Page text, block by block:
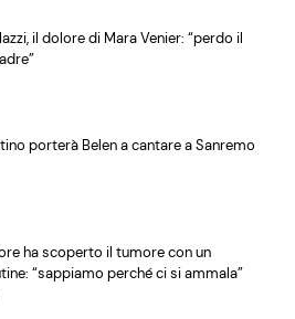
il dolore di Mara Venier: “perdo il
porterà Belen a cantare a Sanremo
ha scoperto il tumore con un
“sappiamo perché ci si ammala”